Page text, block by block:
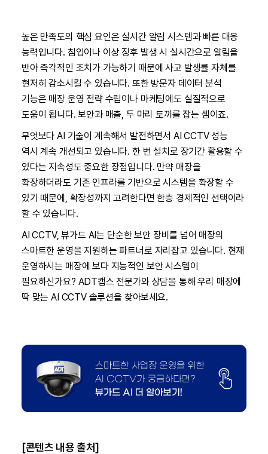
높은 만족도의 핵심 요인은 실시간 알림 시스템과 빠른 대응
능력입니다. 침입이나 이상 징후 발생 시 실시간으로 알림을
받아 즉각적인 조치가 가능하기 때문에 사고 발생률 자체를
현저히 감소시킬 수 있습니다. 또한 방문자 데이터 분석
기능은 매장 운영 전략 수립이나 마케팅에도 실질적으로
도움이 됩니다. 보안과 매출, 두 마리 토끼를 잡는 셈이죠.
무엇보다 AI 기술이 계속해서 발전하면서 AI CCTV 성능
역시 계속 개선되고 있습니다. 한 번 설치로 장기간 활용할 수
있다는 지속성도 중요한 장점입니다. 만약 매장을
확장하더라도 기존 인프라를 기반으로 시스템을 확장할 수
있기 때문에, 확장성까지 고려한다면 한층 경제적인 선택이라
할 수 있습니다.
AI CCTV, 뷰가드 AI는 단순한 보안 장비를 넘어 매장의
스마트한 운영을 지원하는 파트너로 자리잡고 있습니다. 현재
운영하시는 매장에 보다 지능적인 보안 시스템이
필요하신가요? ADT캡스 전문가와 상담을 통해 우리 매장에
딱 맞는 AI CCTV 솔루션을 찾아보세요.
[콘텐츠 내용 출처]